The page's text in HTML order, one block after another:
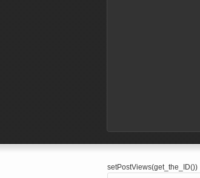
setPostViews(get_the_ID())